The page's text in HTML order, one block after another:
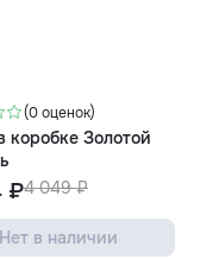
(0 оценок)
коробке Золотой
4 049 ₽
₽
Нет в наличии